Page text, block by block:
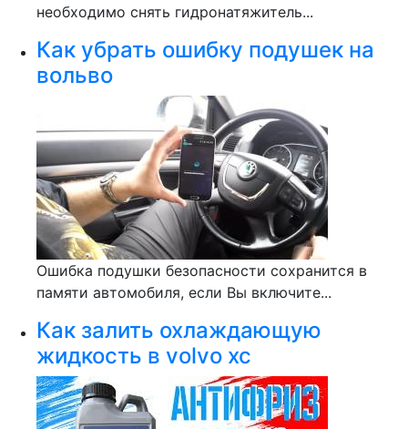
необходимо снять гидронатяжитель...
Как убрать ошибку подушек на
вольво
Ошибка подушки безопасности сохранится в
памяти автомобиля, если Вы включите...
Как залить охлаждающую
жидкость в volvo xc